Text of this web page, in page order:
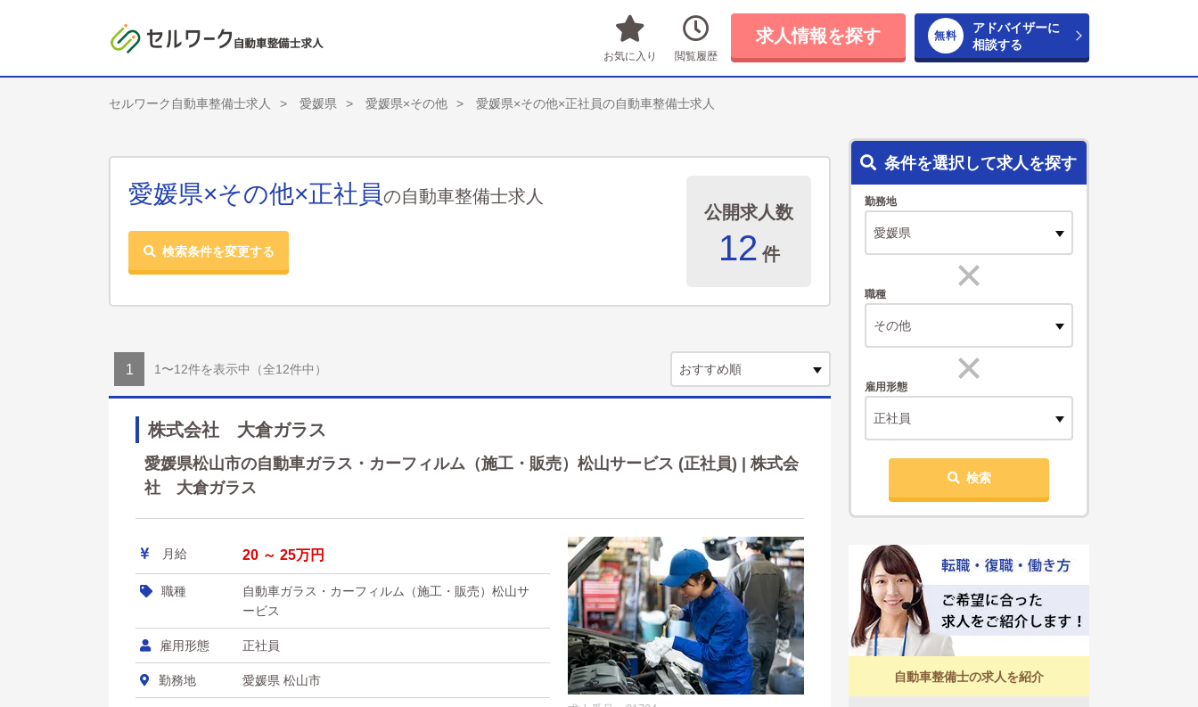
お気に入り 閲覧履歴
求人情報を探す
アドバイザーに
相談する
セルワーク自動車整備士求人 愛媛県 愛媛県×その他 愛媛県×その他×正社員の自動車整備士求人
愛媛県×その他×正社員の自動車整備士求人
検索条件を変更する
公開求人数
12 件
1 1〜12件を表示中 （全12件中）
株式会社 大倉ガラス
愛媛県松山市の自動車ガラス・カーフィルム（施工・販売）松山サービス (正社員) | 株式会
社 大倉ガラス
月給 20 ～ 25万円
職種
自動車ガラス・カーフィルム（施工・販売）松山サ
ービス
雇用形態 正社員
勤務地 愛媛県 松山市
条件を選択して求人を探す
勤務地
職種
その他
雇用形態
正社員
検索
自動車整備士の求人を紹介